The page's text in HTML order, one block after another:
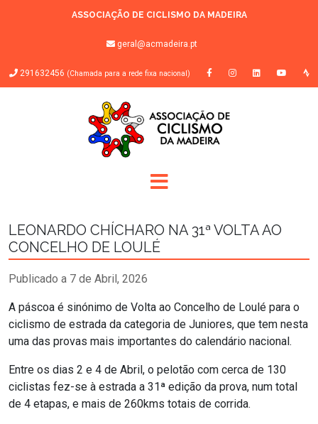
ASSOCIAÇÃO DE CICLISMO DA MADEIRA
geral@acmadeira.pt
291632456 (Chamada para a rede fixa nacional)
LEONARDO CHÍCHARO NA 31ª VOLTA AO
CONCELHO DE LOULÉ
Publicado a 7 de Abril, 2026
A páscoa é sinónimo de Volta ao Concelho de Loulé para o
ciclismo de estrada da categoria de Juniores, que tem nesta
uma das provas mais importantes do calendário nacional.
Entre os dias 2 e 4 de Abril, o pelotão com cerca de 130
ciclistas fez-se à estrada a 31ª edição da prova, num total
de 4 etapas, e mais de 260kms totais de corrida.